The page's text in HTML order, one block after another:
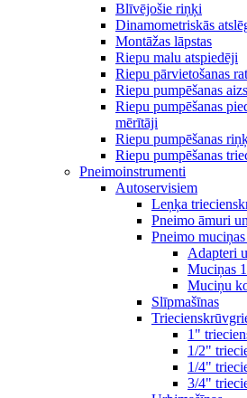
Blīvējošie riņķi
Dinamometriskās
Montāžas lāpstas
Riepu malu atspiedēji
Riepu pārvietošanas
Riepu pumpēšanas
Riepu pumpēšanas
mērītāji
Riepu pumpēšanas
Riepu pumpēšanas
Pneimoinstrumenti
Autoservisiem
Leņķa
Pneimo āmuri
Pneimo
Adapteri
Muciņas
Muciņu
Slīpmašīnas
1"
1/2"
1/4"
3/4"